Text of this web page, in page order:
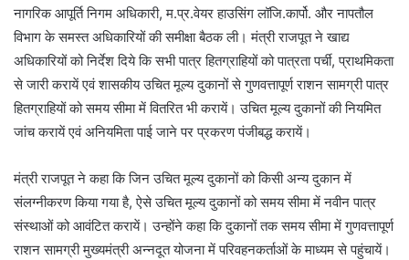
नागरिक आपूर्ति निगम अधिकारी, म.प्र.वेयर हाउसिंग लॉजि.कार्पो. और नापतौल
विभाग के समस्त अधिकारियों की समीक्षा बैठक ली। मंत्री राजपूत ने खाद्य
अधिकारियों को निर्देश दिये कि सभी पात्र हितग्राहियों को पात्रता पर्ची, प्राथमिकता
से जारी करायें एवं शासकीय उचित मूल्य दुकानों से गुणवत्तापूर्ण राशन सामग्री पात्र
हितग्राहियों को समय सीमा में वितरित भी करायें। उचित मूल्य दुकानों की नियमित
जांच करायें एवं अनियमिता पाई जाने पर प्रकरण पंजीबद्ध करायें।
मंत्री राजपूत ने कहा कि जिन उचित मूल्य दुकानों को किसी अन्य दुकान में
संलग्नीकरण किया गया है, ऐसे उचित मूल्य दुकानों को समय सीमा में नवीन पात्र
संस्थाओं को आवंटित करायें। उन्होंने कहा कि दुकानों तक समय सीमा में गुणवत्तापूर्ण
राशन सामग्री मुख्यमंत्री अन्नदूत योजना में परिवहनकर्ताओं के माध्यम से पहुंचायें।